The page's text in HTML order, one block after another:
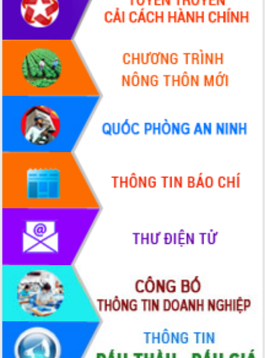
Họp báo thông tin về Hội nghị Công bố
Quy hoạch và Xúc tiến đầu tư tỉnh Đắk
Khơi thông điểm nghẽn, đẩy nhanh
giải ngân vốn khắc phục thiên tai
HĐND tỉnh thông qua điều chỉnh Quy
hoạch tỉnh thời kỳ 2021-2030
Hội thảo góp ý hồ sơ điều chỉnh quy
hoạch tỉnh Đắk Lắk thời kỳ 2021-2030,
tầm nhìn đến năm 2050
Nâng cao hiệu quả hoạt động của các
doanh nghiệp nhà nước
Hội nghị triển khai kết nối mạng
truyền số liệu chuyên dùng phục vụ cơ
quan Đảng, Nhà nước
Lễ phát động chuỗi hoạt động chung
tay làm sạch môi trường
Xã Ea Kar bước chuyển mình trong
công tác cải cách hành chính mô hình
mới
UBND tỉnh họp báo định kỳ tháng 4
năm 2026
Hội thảo khoa học “Giải pháp thúc đẩy
phát triển nền kinh tế xanh tại tỉnh
Đắk Lắk”
Tăng cường giám sát, đôn đốc thực
hiện nhiệm vụ quản lý tài sản công
hàng tuần